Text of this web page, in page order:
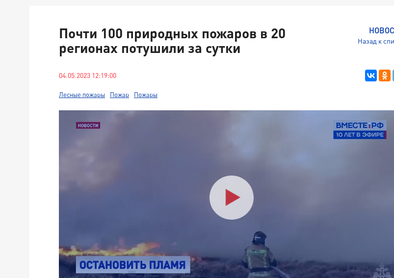
Назад к
Почти 100 природных пожаров в 20
регионах потушили за сутки
04.05.2023 12:19:00
Лесные пожары Пожар Пожары